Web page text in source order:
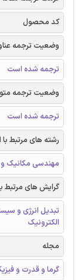
کد محصول
وضعیت ترجمه
ترجمه شده است
وضعیت ترجمه
ترجمه شده است
رشته های مرتبط با
مهندسی مکانیک
گرایش های مرتبط
تبدیل انرژی و
الکترونیک
مجله
گرما و قدرت و